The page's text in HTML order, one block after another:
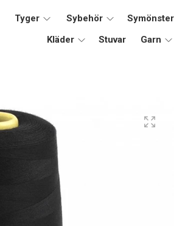
Tyger Sybehör Symönster
Kläder
Stuvar Garn